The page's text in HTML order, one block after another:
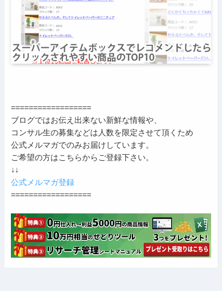
==================
ブログではお伝え出来ない新鮮な情報や、
コンサル生の募集などは人数を限定させて頂くため
公式メルマガでのみお届けしています。
ご希望の方はこちらからご登録下さい。
↓↓
公式メルマガ登録
==================